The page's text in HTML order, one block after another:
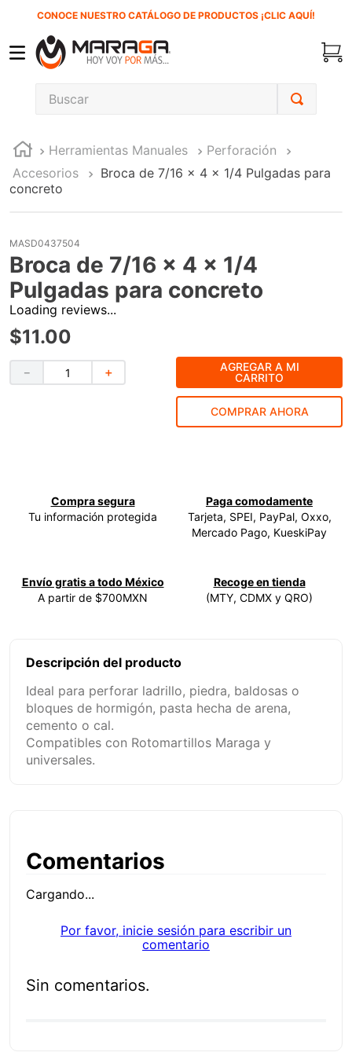
CONOCE NUESTRO CATÁLOGO DE PRODUCTOS ¡CLIC AQUÍ!
Buscar
Herramientas Manuales
Perforación
Accesorios
Broca de 7/16 x 4 x 1/4 Pulgadas para
concreto
MASD0437504
Broca de 7/16 x 4 x 1/4
Pulgadas para concreto
Loading reviews...
$11.00
＋
－
AGREGAR A MI
CARRITO
COMPRAR AHORA
Compra segura
Tu información protegida
Paga comodamente
Tarjeta, SPEI, PayPal, Oxxo,
Mercado Pago, KueskiPay
Envío gratis a todo México
A partir de $700MXN
Recoge en tienda
(MTY, CDMX y QRO)
Descripción del producto
Ideal para perforar ladrillo, piedra, baldosas o
bloques de hormigón, pasta hecha de arena,
cemento o cal.
Compatibles con Rotomartillos Maraga y
universales.
Comentarios
Cargando...
Por favor, inicie sesión para escribir un
comentario
Sin comentarios.
1.
carbones
2
inversora
.
lenox
6.
esmeriladora
-cut